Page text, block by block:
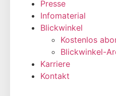
Presse
Infomaterial
Blickwinkel
Kostenlos
Blickwinkel-
Karriere
Kontakt